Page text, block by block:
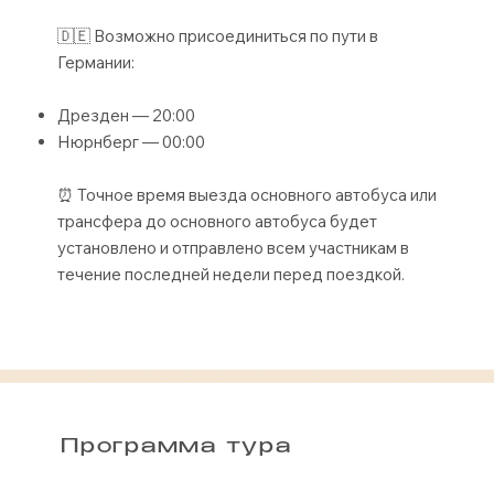
🇩🇪 Возможно присоединиться по пути в
Германии:
Дрезден — 20:00
Нюрнберг — 00:00
⏰ Точное время выезда основного автобуса или
трансфера до основного автобуса будет
установлено и отправлено всем участникам в
течение последней недели перед поездкой.
Программа тура